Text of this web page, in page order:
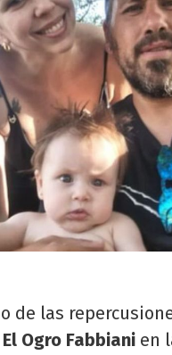
de las
El Ogro Fabbiani en